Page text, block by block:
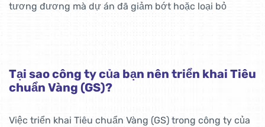
tương đương mà dự án đã giảm bớt hoặc loại bỏ
Tại sao công ty của bạn nên triển khai Tiêu
chuẩn Vàng (GS)?
Việc triển khai Tiêu chuẩn Vàng (GS) trong công ty của